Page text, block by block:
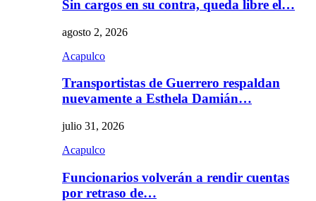
Sin cargos en su contra, queda libre el…
agosto 2, 2026
Acapulco
Transportistas de Guerrero respaldan
nuevamente a Esthela Damián…
julio 31, 2026
Acapulco
Funcionarios volverán a rendir cuentas
por retraso de…